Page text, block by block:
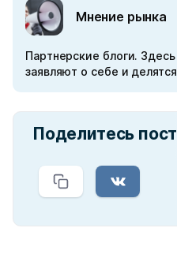
Мнение рынка
Партнерские блоги.
заявляют о себе и
Поделитесь